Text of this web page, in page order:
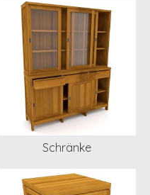
Schränke